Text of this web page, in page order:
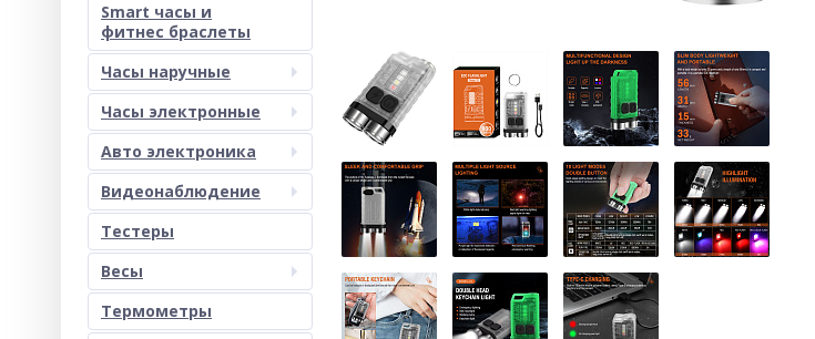
Smart часы и
фитнес браслеты
Часы наручные
Часы электронные
Авто электроника
Видеонаблюдение
Тестеры
Весы
Термометры